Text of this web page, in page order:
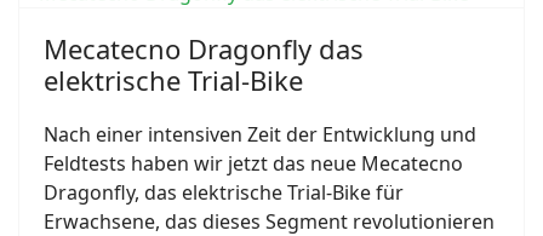
Mecatecno Dragonfly das
elektrische Trial-Bike
Nach einer intensiven Zeit der Entwicklung und
Feldtests haben wir jetzt das neue Mecatecno
Dragonfly, das elektrische Trial-Bike für
Erwachsene, das dieses Segment revolutionieren